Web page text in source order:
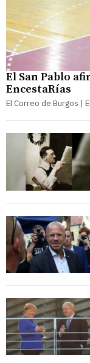
El San Pablo
EncestaRías
El Correo de Burgos |